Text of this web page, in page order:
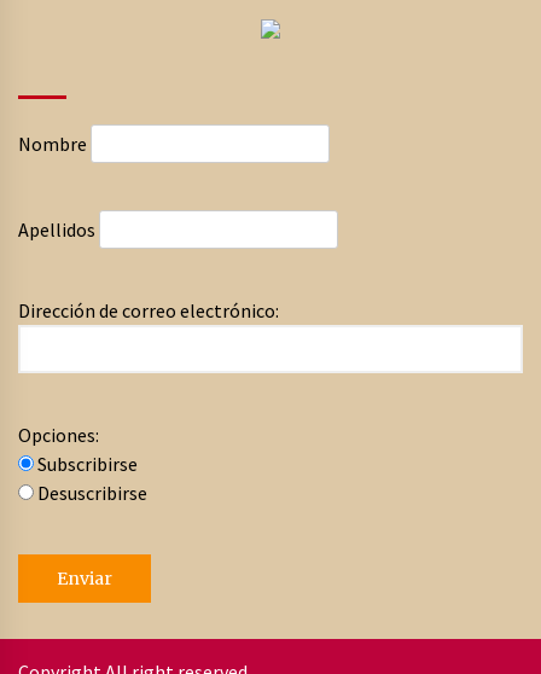
Nombre
Apellidos
Dirección de correo electrónico:
Opciones:
Subscribirse
Desuscribirse